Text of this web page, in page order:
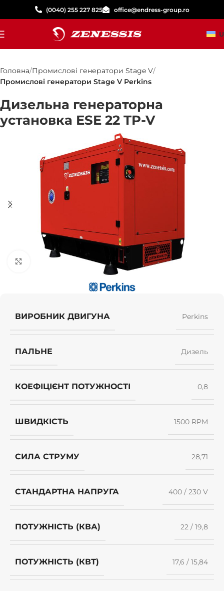
(0040) 255 227 825 office@endress-group.ro
Головна Промислові генератори Stage V
Промислові генератори Stage V Perkins
Дизельна генераторна
установка ESE 22 TP-V
Клацніть, щоб збільшити
ВИРОБНИК ДВИГУНА Perkins
ПАЛЬНЕ Дизель
КОЕФІЦІЄНТ ПОТУЖНОСТІ 0,8
ШВИДКІСТЬ 1500 RPM
СИЛА СТРУМУ 28,71
СТАНДАРТНА НАПРУГА 400 / 230 V
ПОТУЖНІСТЬ (КВА) 22 / 19,8
ПОТУЖНІСТЬ (КВТ) 17,6 / 15,84